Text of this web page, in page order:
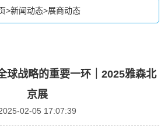
>新闻动态>展商动态
球战略的重要一环｜2025雅森北
京展
02-05 17:07:39